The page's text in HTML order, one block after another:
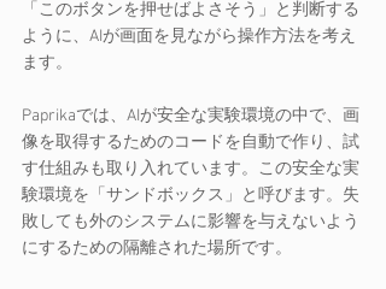
「このボタンを押せばよさそう」と判断する
ように、AIが画面を見ながら操作方法を考え
ます。
Paprikaでは、AIが安全な実験環境の中で、画
像を取得するためのコードを自動で作り、試
す仕組みも取り入れています。この安全な実
験環境を「サンドボックス」と呼びます。失
敗しても外のシステムに影響を与えないよう
にするための隔離された場所です。